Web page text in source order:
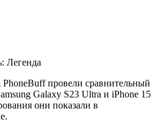
Легенда
провели сравнительный
Galaxy S23 Ultra и iPhone 15
они показали в